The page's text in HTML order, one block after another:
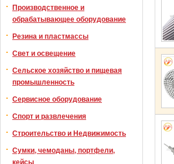
Производственное и
обрабатывающее оборудование
Резина и пластмассы
Свет и освещение
Сельское хозяйство и пищевая
промышленность
Сервисное оборудование
Спорт и развлечения
Строительство и Недвижимость
Сумки, чемоданы, портфели,
кейсы